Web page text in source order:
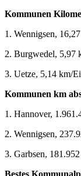
Kommunen
1. Wennigsen,
2. Burgwedel, 5,97
3. Uetze, 5,14 km/
Kommunen km
1. Hannover,
2. Wennigsen,
3. Garbsen,
Bestes